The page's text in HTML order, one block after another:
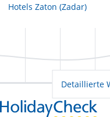
Hotels Zaton (Zadar)
Detaillierte